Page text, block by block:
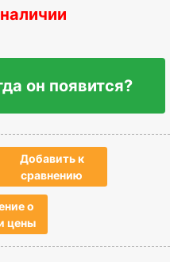
он появится?
Добавить к
сравнению
о
цены